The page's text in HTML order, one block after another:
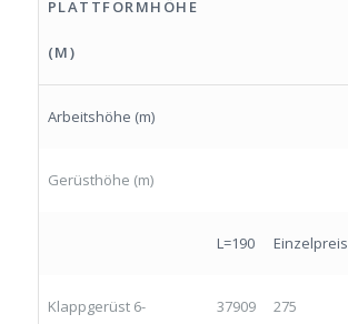
PLATTFORMHÖHE
(M)
Arbeitshöhe (m)
Gerüsthöhe (m)
L=190 Einzelpreis
Klappgerüst 6- 37909 275